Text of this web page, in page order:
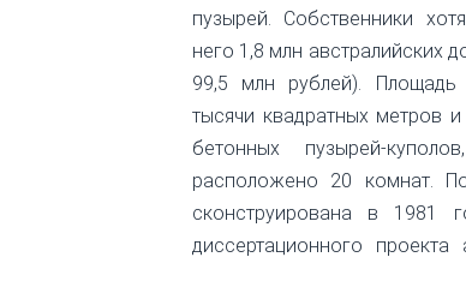
пузырей. Собственники
него 1,8 млн австралийских
99,5 млн рублей).
тысячи квадратных метров и
бетонных пузырей-
расположено 20 комнат.
сконструирована в 1981
диссертационного проекта